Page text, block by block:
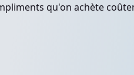
qu'on achète